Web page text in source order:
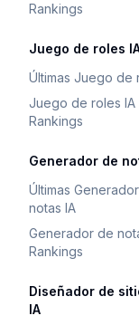
Rankings
Juego de roles
Últimas Juego de
Juego de roles IA
Rankings
Generador de
Últimas
notas IA
Generador de
Rankings
Diseñador de
IA